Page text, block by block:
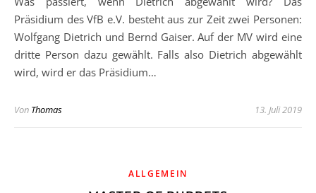
Präsidium des VfB e.V. besteht aus zur Zeit zwei Personen:
Wolfgang Dietrich und Bernd Gaiser. Auf der MV wird eine
dritte Person dazu gewählt. Falls also Dietrich abgewählt
wird, wird er das Präsidium…
Von Thomas 13. Juli 2019
ALLGEMEIN